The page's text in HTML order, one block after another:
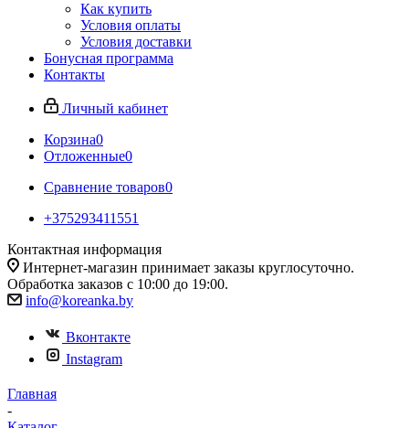
Как купить
Условия оплаты
Условия доставки
Бонусная программа
Контакты
Личный кабинет
Корзина0
Отложенные0
Сравнение товаров0
+375293411551
Контактная информация
Интернет-магазин принимает заказы круглосуточно.
Обработка заказов с 10:00 до 19:00.
info@koreanka.by
Вконтакте
Instagram
Главная
-